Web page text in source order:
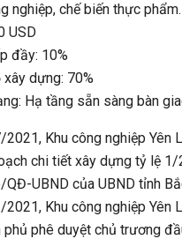
nghiệp, chế biến thực
USD
đầy: 10%
dựng: 70%
Hạ tầng sẵn sàng bàn
Khu công nghiệp Yên
chi tiết xây dựng tỷ lệ
UBND của UBND tỉnh
Khu công nghiệp Yên
phủ phê duyệt chủ trương